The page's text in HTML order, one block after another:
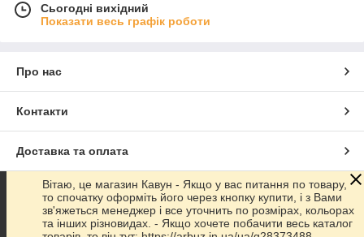
Сьогодні вихідний
Показати весь графік роботи
Про нас
Контакти
Доставка та оплата
Графік роботи
Повна версія сайту
Вітаю, це магазин Кавун - Якщо у вас питання по товару,
то спочатку оформіть його через кнопку купити, і з Вами
зв'яжеться менеджер і все уточнить по розмірах, кольорах
та інших різновидах. - Якщо хочете побачити весь каталог